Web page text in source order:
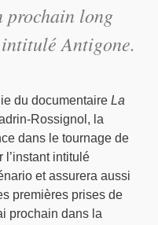
prochain long
Antigone.
du documentaireLa
Rossignol, la
dans le tournage de
l’instant intitulé
et assurera aussi
premières prises de
prochain dans la